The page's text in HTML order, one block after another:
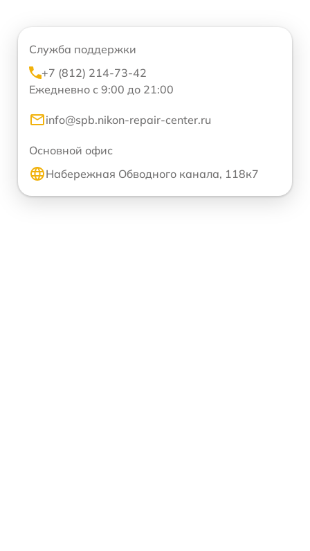
Служба поддержки
+7 (812) 214-73-42
Ежедневно с 9:00 до 21:00
info@spb.nikon-repair-center.ru
Основной офис
Набережная Обводного канала, 118к7